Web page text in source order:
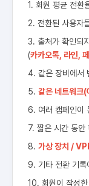
1. 회원 평균 전환
2. 전환된 사용자
3. 출처가 확인되
(카카오톡, 라인,
4. 같은 장비에서
5. 같은 네트워크(
6. 여러 캠페인이
7. 짧은 시간 동안
8. 가상 장치 /
9. 기타 전환 기록
10. 회원이 작성한